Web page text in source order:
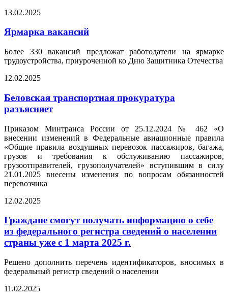
13.02.2025
Ярмарка вакансий
Более 330 вакансий предложат работодатели на ярмарке
трудоустройства, приуроченной ко Дню Защитника Отечества
12.02.2025
Беловская транспортная прокуратура
разъясняет
Приказом Минтранса России от 25.12.2024 № 462 «О
внесении изменений в Федеральные авиационные правила
«Общие правила воздушных перевозок пассажиров, багажа,
грузов и требования к обслуживанию пассажиров,
грузоотправителей, грузополучателей» вступившим в силу
21.01.2025 внесены изменения по вопросам обязанностей
перевозчика
12.02.2025
Граждане смогут получать информацию о себе
из федерального регистра сведений о населении
страны уже с 1 марта 2025 г.
Решено дополнить перечень идентификаторов, вносимых в
федеральный регистр сведений о населении
11.02.2025